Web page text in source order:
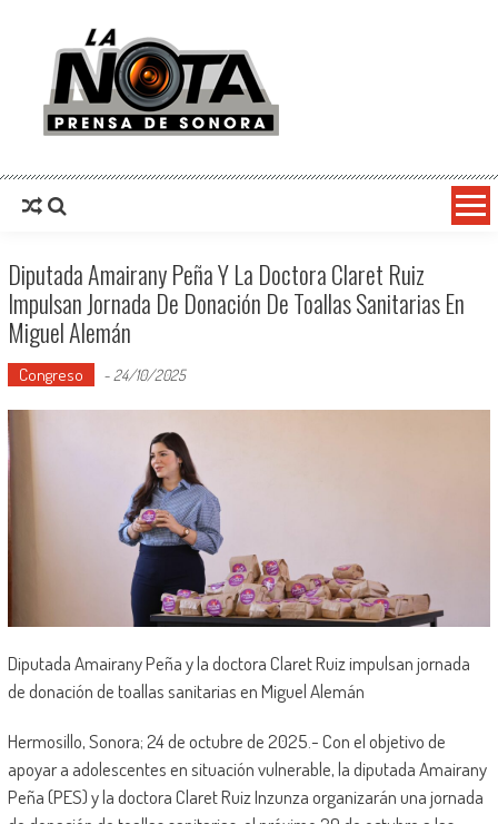
La Nota Prensa De Sonora
Diputada Amairany Peña Y La Doctora Claret Ruiz
Impulsan Jornada De Donación De Toallas Sanitarias En
Miguel Alemán
Congreso - 24/10/2025
Diputada Amairany Peña y la doctora Claret Ruiz impulsan jornada
de donación de toallas sanitarias en Miguel Alemán
Hermosillo, Sonora; 24 de octubre de 2025.- Con el objetivo de
apoyar a adolescentes en situación vulnerable, la diputada Amairany
Peña (PES) y la doctora Claret Ruiz Inzunza organizarán una jornada